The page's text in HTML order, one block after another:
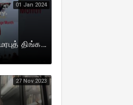
01 Jan 2024
கனடாவில் தமிழ் மரபுத் திங்கள் முதலாம் நாள் ஆரம்ப நிகழ்வு!
27 Nov 2023